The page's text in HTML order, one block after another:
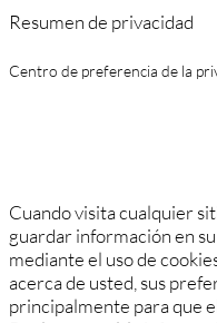
Resumen de privacidad
Centro de preferencia de la
Cuando visita cualquier
guardar información en
mediante el uso de
acerca de usted, sus
principalmente para que